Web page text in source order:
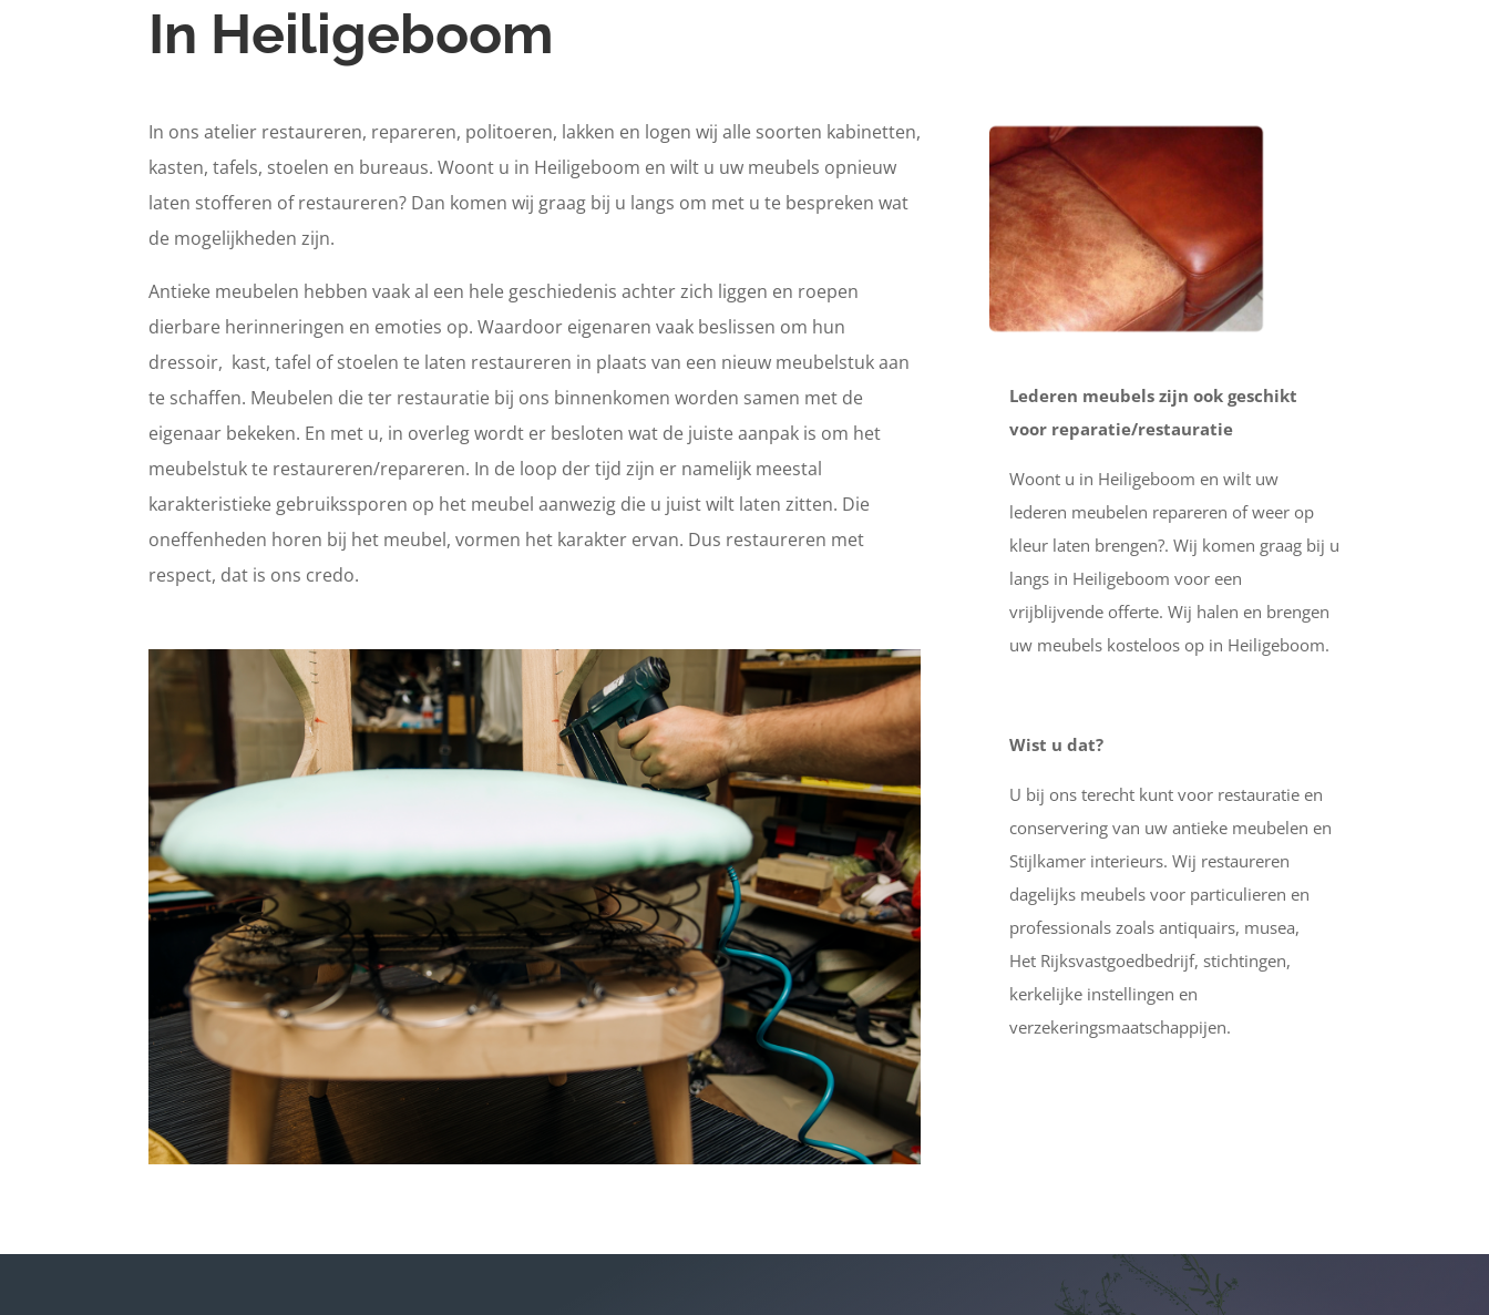
In Heiligeboom
In ons atelier restaureren, repareren, politoeren, lakken en logen wij alle soorten kabinetten,
kasten, tafels, stoelen en bureaus. Woont u in Heiligeboom en wilt u uw meubels opnieuw
laten stofferen of restaureren? Dan komen wij graag bij u langs om met u te bespreken wat
de mogelijkheden zijn.
Antieke meubelen hebben vaak al een hele geschiedenis achter zich liggen en roepen
dierbare herinneringen en emoties op. Waardoor eigenaren vaak beslissen om hun
dressoir, kast, tafel of stoelen te laten restaureren in plaats van een nieuw meubelstuk aan
te schaffen. Meubelen die ter restauratie bij ons binnenkomen worden samen met de
eigenaar bekeken. En met u, in overleg wordt er besloten wat de juiste aanpak is om het
meubelstuk te restaureren/repareren. In de loop der tijd zijn er namelijk meestal
karakteristieke gebruikssporen op het meubel aanwezig die u juist wilt laten zitten. Die
oneffenheden horen bij het meubel, vormen het karakter ervan. Dus restaureren met
respect, dat is ons credo.
Lederen meubels zijn ook geschikt
voor reparatie/restauratie
Woont u in Heiligeboom en wilt uw
lederen meubelen repareren of weer op
kleur laten brengen?. Wij komen graag bij u
langs in Heiligeboom voor een
vrijblijvende offerte. Wij halen en brengen
uw meubels kosteloos op in Heiligeboom.
Wist u dat?
U bij ons terecht kunt voor restauratie en
conservering van uw antieke meubelen en
Stijlkamer interieurs. Wij restaureren
dagelijks meubels voor particulieren en
professionals zoals antiquairs, musea,
Het Rijksvastgoedbedrijf, stichtingen,
kerkelijke instellingen en
verzekeringsmaatschappijen.